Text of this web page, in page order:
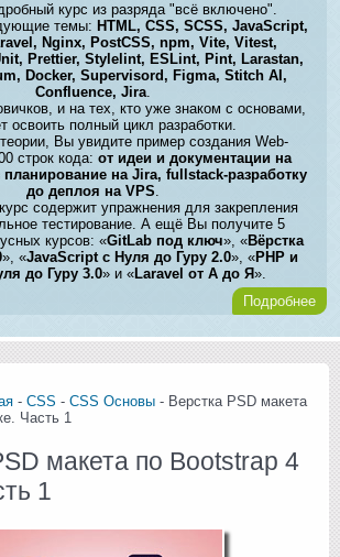
курс из разряда "всё включено".
темы: HTML, CSS, SCSS, JavaScript,
Nginx, PostCSS, npm, Vite, Vitest,
Prettier, Stylelint, ESLint, Pint, Larastan,
Docker, Supervisord, Figma, Stitch AI,
Confluence, Jira.
и на тех, кто уже знаком с основами,
освоить полный цикл разработки.
Вы увидите пример создания Web-
строк кода:от идеи и документации на
планирование на Jira, fullstack-разработку
до деплоя на VPS.
содержит упражнения для закрепления
тестирование. А ещё Вы получите 5
курсов: «GitLab под ключ», «Вёрстка
», «JavaScript с Нуля до Гуру 2.0», «PHP и
до Гуру 3.0» и «Laravel от А до Я».
Подробнее
- CSS - CSS Основы - Верстка PSD макета
Часть 1
макета по Bootstrap 4
1